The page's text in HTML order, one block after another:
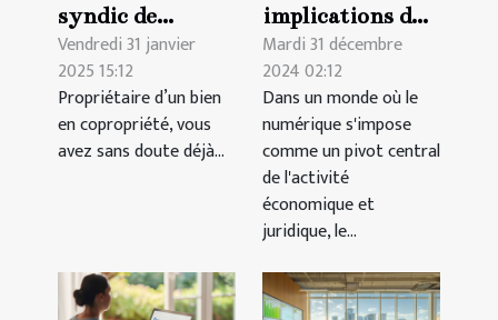
syndic de
copropriété au
Luxembourg
garantit la
valorisation de
Vendredi 31 janvier
2025 15:12
Propriétaire d’un bien
en copropriété, vous
avez sans doute déjà...
implications du
GDPR pour les
services
juridiques en
ligne
Mardi 31 décembre
2024 02:12
Dans un monde où le
numérique s'impose
comme un pivot central
de l'activité
économique et
juridique, le...